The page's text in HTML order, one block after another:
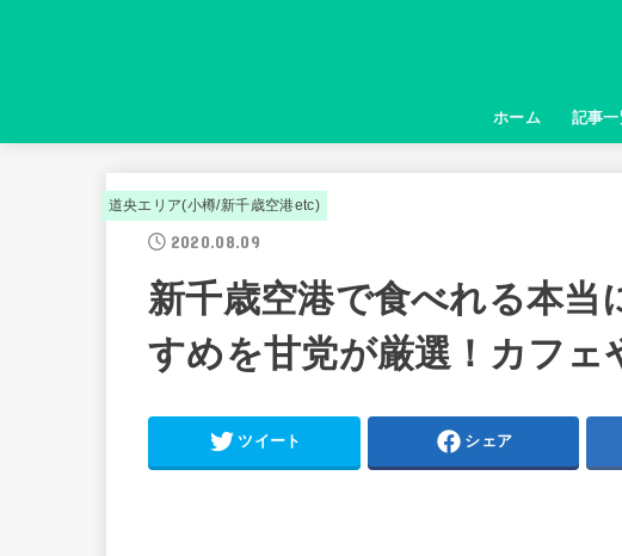
ホーム 記事
道央エリア(小樽/新千歳空港etc)
2020.08.09
新千歳空港で食べれる本当
すめを甘党が厳選！カフェ
ツイート シェア